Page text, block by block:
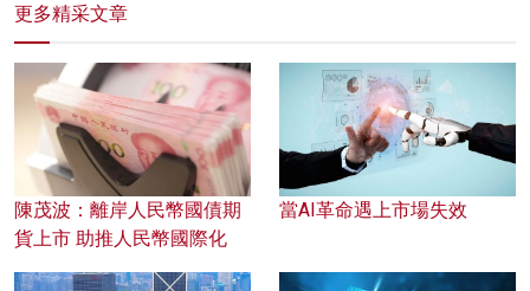
更多精采文章
陳茂波：離岸人民幣國債期
貨上市 助推人民幣國際化
當AI革命遇上市場失效